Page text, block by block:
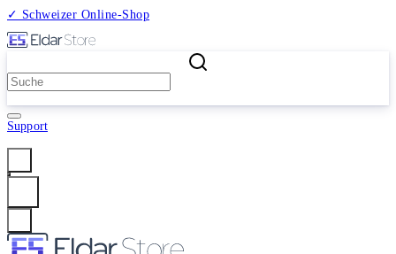
✓ Schweizer Online-Shop
Support